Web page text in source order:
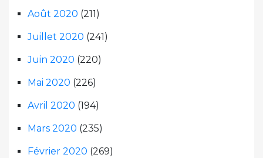
Août 2020 (211)
Juillet 2020 (241)
Juin 2020 (220)
Mai 2020 (226)
Avril 2020 (194)
Mars 2020 (235)
Février 2020 (269)